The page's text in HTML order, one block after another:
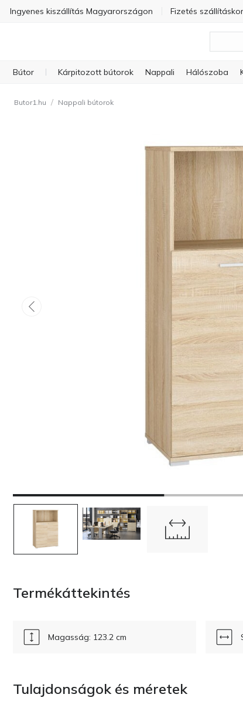
Ingyenes kiszállítás Magyarországon Fizetés szállításkor
Bútor Kárpitozott bútorok Nappali Hálószoba
Butor1.hu / Nappali bútorok
Termékáttekintés
Magasság: 123.2 cm
Tulajdonságok és méretek